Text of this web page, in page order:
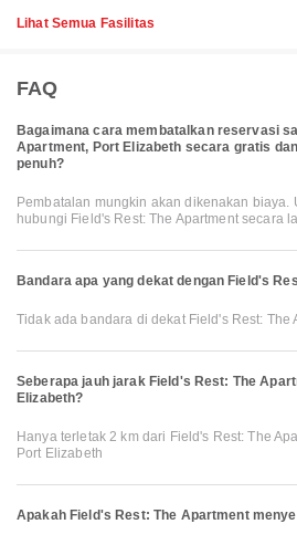
Lihat Semua Fasilitas
FAQ
Bagaimana cara membatalkan reservasi
Apartment, Port Elizabeth secara gratis
penuh?
Pembatalan mungkin akan dikenakan biaya.
hubungi Field's Rest: The Apartment secara
Bandara apa yang dekat dengan Field's
Tidak ada bandara di dekat Field's Rest: The
Seberapa jauh jarak Field's Rest: The
Elizabeth?
Hanya terletak 2 km dari Field's Rest: The
Port Elizabeth
Apakah Field's Rest: The Apartment